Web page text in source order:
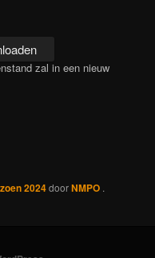
zal in een nieuw
2024doorNMPO .